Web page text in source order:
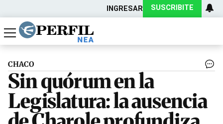
INGRESAR SUSCRIBITE
Política
Economía
Actualidad
CHACO
Sin quórum en la
Legislatura: la ausencia